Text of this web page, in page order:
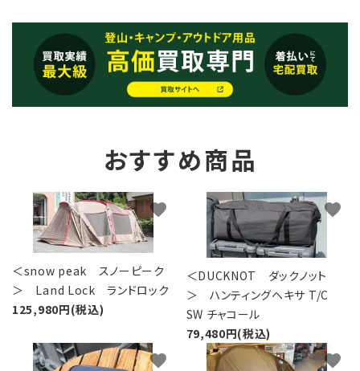
おすすめ商品
＜snow peak スノーピーク
＞ Land Lock ランドロック
125,980円(税込)
favorite
＜DUCKNOT ダックノット
＞ ハンティングヘキサ T/C
SW チャコール
79,480円(税込)
favorite
favorite favorite